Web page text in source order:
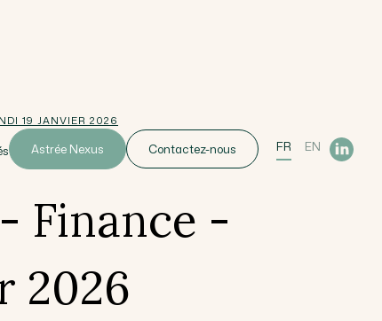
Astrée Nexus Contactez-nous FR EN
19 JANVIER 2026
Finance -
2026